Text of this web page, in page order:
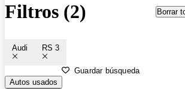
Filtros (2) Borrar
Audi RS 3
Guardar búsqueda
Autos usados